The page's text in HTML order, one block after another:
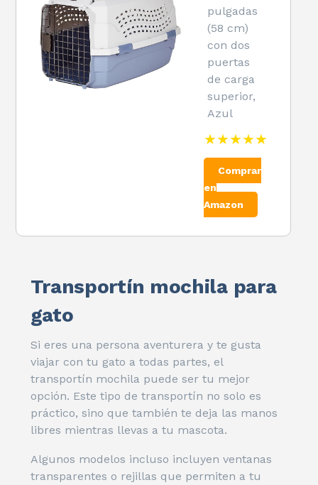
pulgadas
(58 cm)
con dos
puertas
de carga
superior,
Azul
★★★★★
Comprar
en
Amazon
Transportín mochila para
gato
Si eres una persona aventurera y te gusta
viajar con tu gato a todas partes, el
transportín mochila puede ser tu mejor
opción. Este tipo de transportín no solo es
práctico, sino que también te deja las manos
libres mientras llevas a tu mascota.
Algunos modelos incluso incluyen ventanas
transparentes o rejillas que permiten a tu